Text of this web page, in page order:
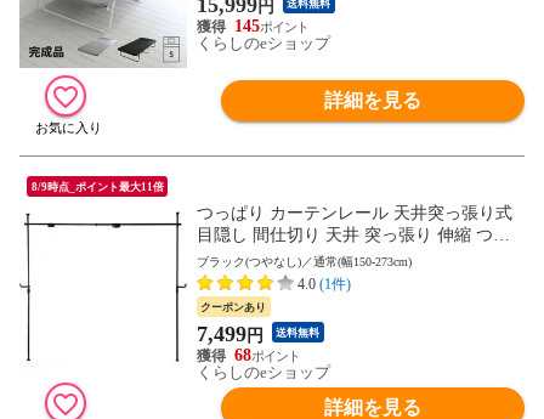
15,999円 送料無料
145
くらしのeショップ
詳細を見る
8/9時点_ポイント最大11倍
つっぱり カーテンレール 天井突っ張り式
目隠し 間仕切り 天井 突っ張り 伸縮 つっ
ぱり棒 シンプル おしゃれ 山善 YAMAZEN
【送料無料】
ブラック(つやなし)／通常(幅150-273cm)
4.0 (1件)
クーポンあり
7,499円 送料無料
68
くらしのeショップ
詳細を見る